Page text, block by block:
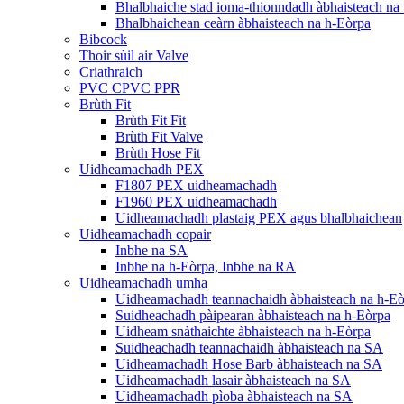
Bhalbhaiche stad ioma-thionndadh àbhaisteach na
Bhalbhaichean ceàrn àbhaisteach na h-Eòrpa
Bibcock
Thoir sùil air Valve
Criathraich
PVC CPVC PPR
Brùth Fit
Brùth Fit Fit
Brùth Fit Valve
Brùth Hose Fit
Uidheamachadh PEX
F1807 PEX uidheamachadh
F1960 PEX uidheamachadh
Uidheamachadh plastaig PEX agus bhalbhaichean
Uidheamachadh copair
Inbhe na SA
Inbhe na h-Eòrpa, Inbhe na RA
Uidheamachadh umha
Uidheamachadh teannachaidh àbhaisteach na h-
Suidheachadh pàipearan àbhaisteach na h-Eòrpa
Uidheam snàthaichte àbhaisteach na h-Eòrpa
Suidheachadh teannachaidh àbhaisteach na SA
Uidheamachadh Hose Barb àbhaisteach na SA
Uidheamachadh lasair àbhaisteach na SA
Uidheamachadh pìoba àbhaisteach na SA